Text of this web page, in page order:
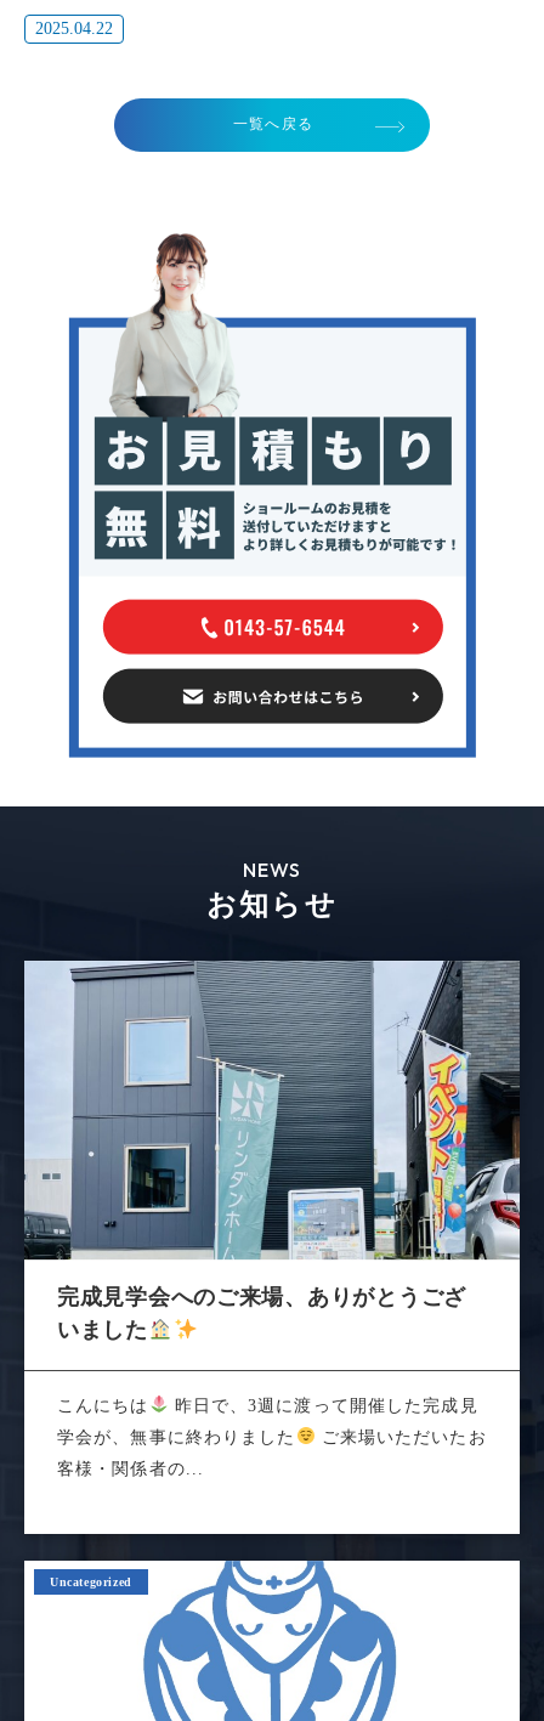
2025.04.22
一覧へ戻る
NEWS
お知らせ
完成見学会へのご来場、ありがとうござ
いました
こんにちは
昨日で、3週に渡って開催した完成見
学会が、無事に終わりました
ご来場いただいたお
客様・関係者の...
Uncategorized